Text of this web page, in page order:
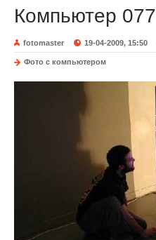
Компьютер 077
fotomaster 19-04-2009, 15:50
Фото с компьютером